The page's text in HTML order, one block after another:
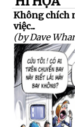
Không chích
việc...
(by Dave